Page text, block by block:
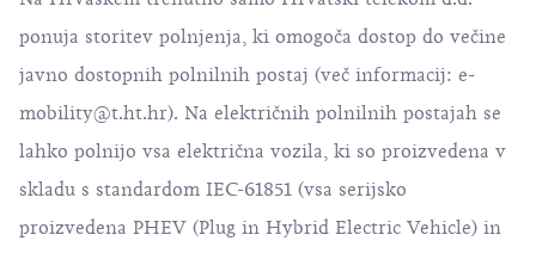
ponuja storitev polnjenja, ki omogoča dostop do večine
javno dostopnih polnilnih postaj (več informacij: e-
mobility@t.ht.hr). Na električnih polnilnih postajah se
lahko polnijo vsa električna vozila, ki so proizvedena v
skladu s standardom IEC-61851 (vsa serijsko
proizvedena PHEV (Plug in Hybrid Electric Vehicle) in